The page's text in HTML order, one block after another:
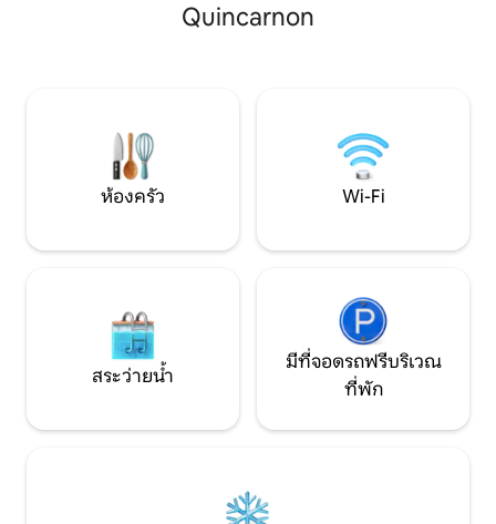
Longboel ป่าส่วนตัวของ Fontaine-
Quincarnon
ห้องครัว Wi-Fi
สระว่ายน้ำ
มีที่จอดรถฟรีบริเวณ
ที่พัก